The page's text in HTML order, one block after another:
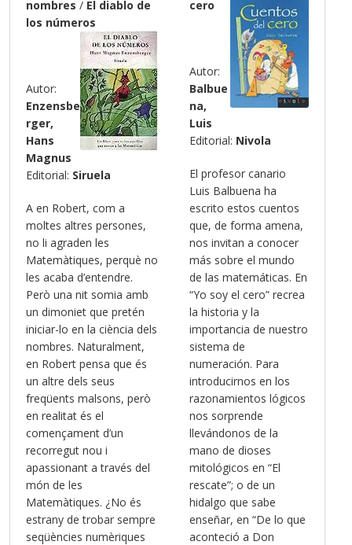
nombres / El diablo de
los números
Autor:
Enzensbe
rger,
Hans
Magnus
Editorial: Siruela
A en Robert, com a
moltes altres persones,
no li agraden les
Matemàtiques, perquè no
les acaba d’entendre.
Però una nit somia amb
un dimoniet que pretén
iniciar-lo en la ciència dels
nombres. Naturalment,
en Robert pensa que és
un altre dels seus
freqüents malsons, però
en realitat és el
començament d’un
recorregut nou i
apassionant a través del
món de les
Matemàtiques. ¿No és
estrany de trobar sempre
seqüències numèriques
cero
Autor:
Balbue
na,
Luis
Editorial: Nivola
El profesor canario
Luis Balbuena ha
escrito estos cuentos
que, de forma amena,
nos invitan a conocer
más sobre el mundo
de las matemáticas. En
“Yo soy el cero” recrea
la historia y la
importancia de nuestro
sistema de
numeración. Para
introducirnos en los
razonamientos lógicos
nos sorprende
llevándonos de la
mano de dioses
mitológicos en “El
rescate”; o de un
hidalgo que sabe
enseñar, en “De lo que
aconteció a Don